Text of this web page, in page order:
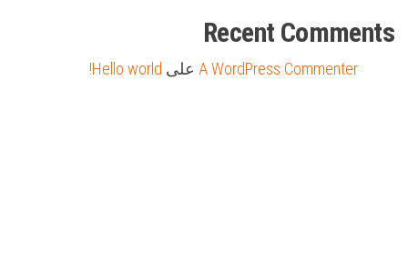
Recent Comments
A WordPress Commenter على Hello world!